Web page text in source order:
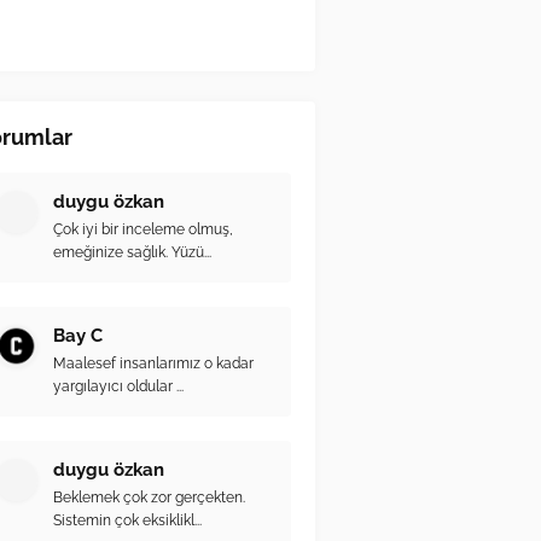
duygu özkan
Çok iyi bir inceleme olmuş,
emeğinize sağlık. Yüzü...
Bay C
Maalesef insanlarımız o kadar
yargılayıcı oldular ...
duygu özkan
Beklemek çok zor gerçekten.
Sistemin çok eksiklikl...